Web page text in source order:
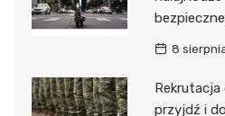
8
przyjdź i